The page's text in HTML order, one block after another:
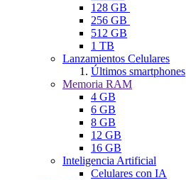
128 GB
256 GB
512 GB
1 TB
Lanzamientos Celulares
Últimos smartphones
Memoria RAM
4 GB
6 GB
8 GB
12 GB
16 GB
Inteligencia Artificial
Celulares con IA